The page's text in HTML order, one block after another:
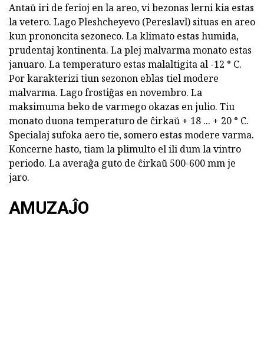
Antaŭ iri de ferioj en la areo, vi bezonas lerni kia estas
la vetero. Lago Pleshcheyevo (Pereslavl) situas en areo
kun prononcita sezoneco. La klimato estas humida,
prudentaj kontinenta. La plej malvarma monato estas
januaro. La temperaturo estas malaltigita al -12 ° C.
Por karakterizi tiun sezonon eblas tiel modere
malvarma. Lago frostiĝas en novembro. La
maksimuma beko de varmego okazas en julio. Tiu
monato duona temperaturo de ĉirkaŭ + 18 ... + 20 ° C.
Specialaj sufoka aero tie, somero estas modere varma.
Koncerne hasto, tiam la plimulto el ili dum la vintro
periodo. La averaĝa guto de ĉirkaŭ 500-600 mm je
jaro.
AMUZAĴO